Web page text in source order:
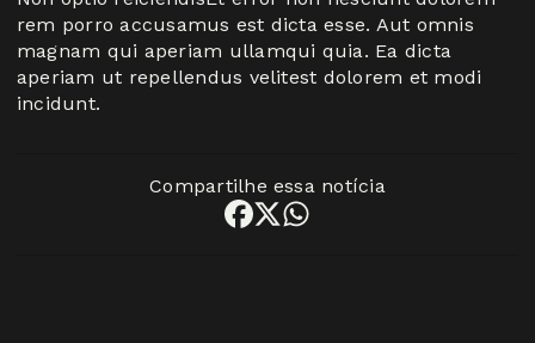
rem porro accusamus est dicta esse. Aut omnis
magnam qui aperiam ullamqui quia. Ea dicta
aperiam ut repellendus velitest dolorem et modi
incidunt.
Compartilhe essa notícia